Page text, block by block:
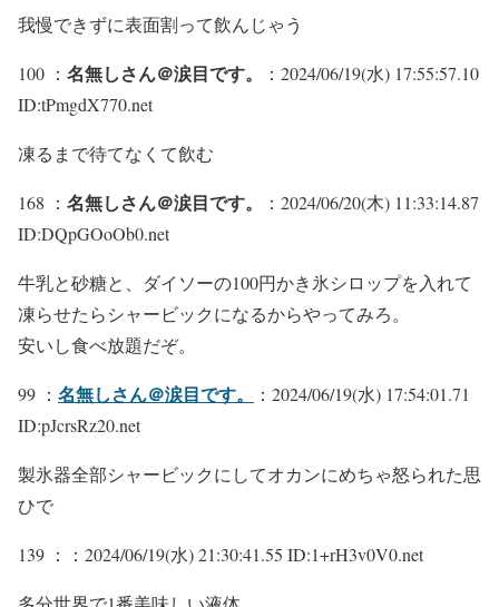
我慢できずに表面割って飲んじゃう
100 ： 名無しさん＠涙目です。
：2024/06/19(水) 17:55:57.10
ID:tPmgdX770.net
凍るまで待てなくて飲む
168 ： 名無しさん＠涙目です。
：2024/06/20(木) 11:33:14.87
ID:DQpGOoOb0.net
牛乳と砂糖と、ダイソーの100円かき氷シロップを入れて
凍らせたらシャービックになるからやってみろ。
安いし食べ放題だぞ。
99 ： 名無しさん＠涙目です。
：2024/06/19(水) 17:54:01.71
ID:pJcrsRz20.net
製氷器全部シャービックにしてオカンにめちゃ怒られた思
ひで
139 ： ：2024/06/19(水) 21:30:41.55 ID:1+rH3v0V0.net